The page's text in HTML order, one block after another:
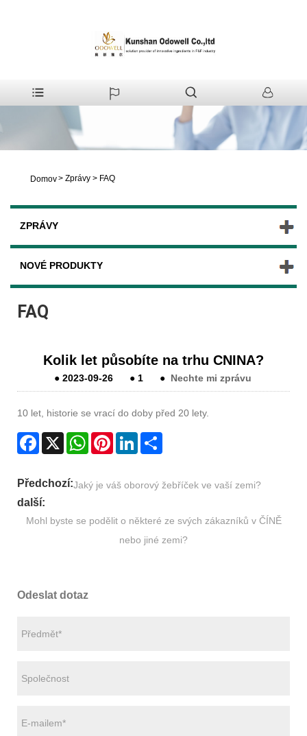
Domov> Zprávy > FAQ
ZPRÁVY
NOVÉ PRODUKTY
FAQ
Kolik let působíte na trhu CNINA?
●2023-09-26 ●1 ● Nechte mi zprávu
10 let, historie se vrací do doby před 20 lety.
Facebook
X WhatsAppPinterestLinkedIn
Předchozí:Jaký je váš oborový žebříček ve vaší zemi?
další:
Mohl byste se podělit o některé ze svých zákazníků v ČÍNĚ
nebo jiné zemi?
Odeslat dotaz